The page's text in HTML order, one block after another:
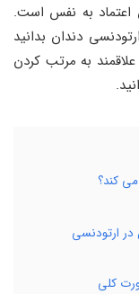
اعتماد به نفس است.
دندان بدانید
به مرتب کردن
کند؟
ارتودنسی
کلی